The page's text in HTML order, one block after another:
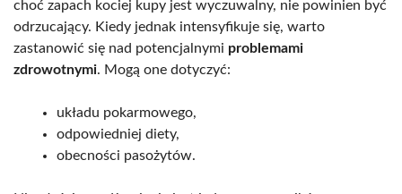
choć zapach kociej kupy jest wyczuwalny, nie powinien być
odrzucający. Kiedy jednak intensyfikuje się, warto
zastanowić się nad potencjalnymi problemami
zdrowotnymi. Mogą one dotyczyć:
układu pokarmowego,
odpowiedniej diety,
obecności pasożytów.